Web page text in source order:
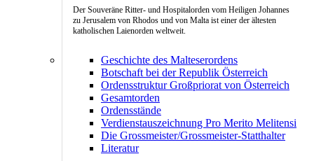
Der Souveräne Ritter- und Hospitalorden vom Heiligen Johannes
zu Jerusalem von Rhodos und von Malta ist einer der ältesten
katholischen Laienorden weltweit.
Geschichte des Malteserordens
Botschaft bei der Republik Österreich
Ordensstruktur Großpriorat von Österreich
Gesamtorden
Ordensstände
Verdienstauszeichnung Pro Merito Melitensi
Die Grossmeister/Grossmeister-Statthalter
Literatur